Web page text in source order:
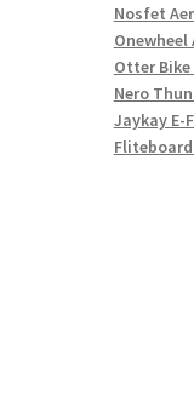
Nosfet
Onewheel
Otter
Nero
Jaykay E-
Fliteboard